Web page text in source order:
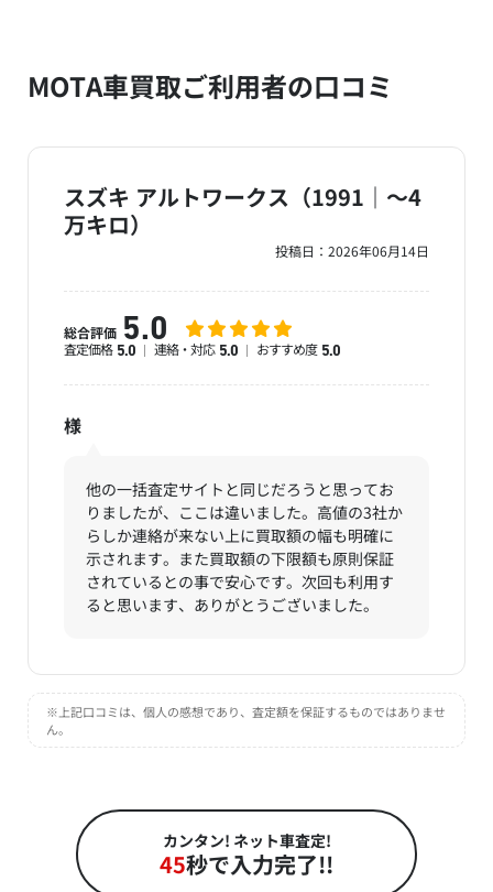
MOTA車買取ご利用者の口コミ
スズキ アルトワークス（1991｜～4
万キロ）
投稿日： 2026年06月14日
総合評価 5.0
査定価格 5.0 連絡・対応 5.0 おすすめ度 5.0
様
他の一括査定サイトと同じだろうと思ってお
りましたが、ここは違いました。高値の3社か
らしか連絡が来ない上に買取額の幅も明確に
示されます。また買取額の下限額も原則保証
されているとの事で安心です。次回も利用す
ると思います、ありがとうございました。
※上記口コミは、個人の感想であり、査定額を保証するものではありませ
ん。
カンタン! ネット車査定!
45秒で入力完了!!